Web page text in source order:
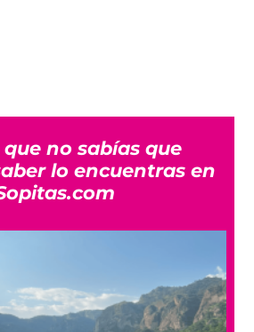
que no sabías que
lo encuentras en